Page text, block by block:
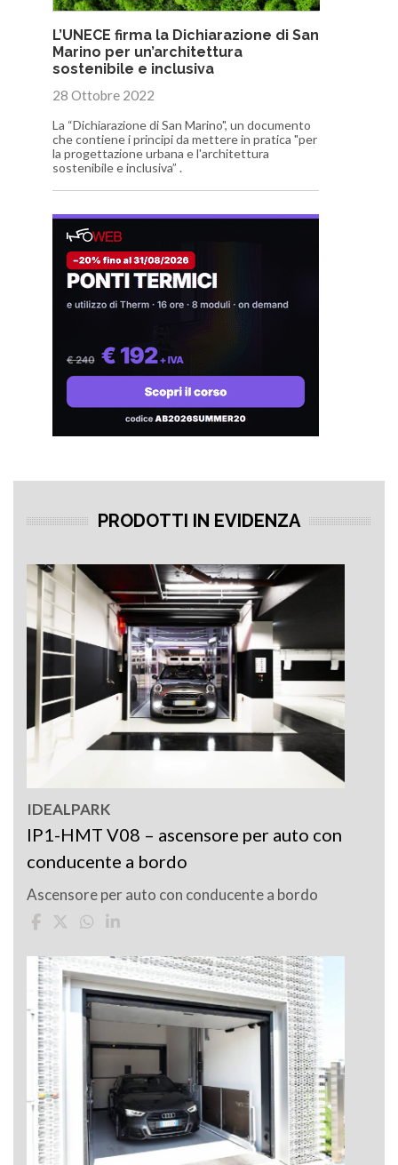
L’UNECE firma la Dichiarazione di San
Marino per un’architettura
sostenibile e inclusiva
28 Ottobre 2022
La “Dichiarazione di San Marino", un documento
che contiene i principi da mettere in pratica "per
la progettazione urbana e l'architettura
sostenibile e inclusiva” .
PRODOTTI IN EVIDENZA
IDEALPARK
IP1-HMT V08 – ascensore per auto con
conducente a bordo
Ascensore per auto con conducente a bordo